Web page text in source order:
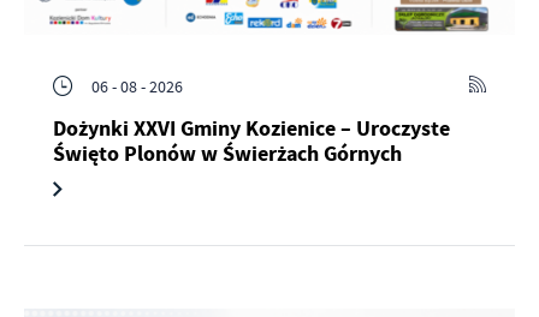
06 - 08 - 2026
Dożynki XXVI Gminy Kozienice – Uroczyste
Święto Plonów w Świerżach Górnych